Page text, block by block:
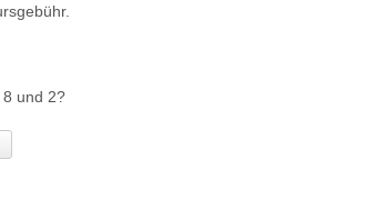
8 und 2?